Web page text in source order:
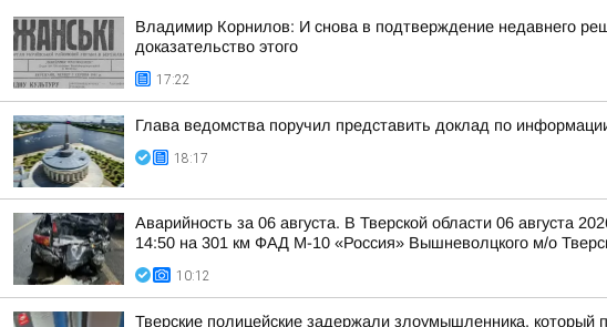
Владимир Корнилов: И снова в подтверждение недавнего
доказательство этого
17:22
Глава ведомства поручил представить доклад по
18:17
Аварийность за 06 августа. В Тверской области 06 августа
14:50 на 301 км ФАД М-10 «Россия» Вышневолцкого м/о
10:12
Тверские полицейские задержали злоумышленника, который